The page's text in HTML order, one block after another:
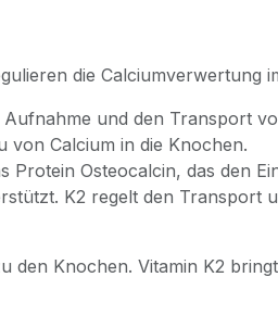
die Calciumverwertung
und den Transport
von Calcium in die Knochen.
Protein Osteocalcin, das den
K2 regelt den Transport
den Knochen. Vitamin K2